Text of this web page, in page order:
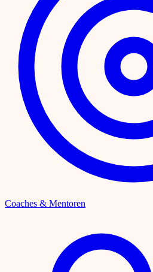
Coaches & Mentoren